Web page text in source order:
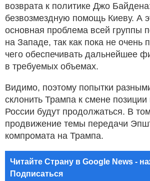
возврата к политике Джо
безвозмездную помощь Киеву. А
основная проблема всей группы
на Западе, так как пока не очень
чего обеспечивать дальнейшее
в требуемых объемах.
Видимо, поэтому попытки
склонить Трампа к смене
России будут продолжаться. В
продвижение темы передачи
компромата на Трампа.
Читайте Страну в Google News -
Подписаться